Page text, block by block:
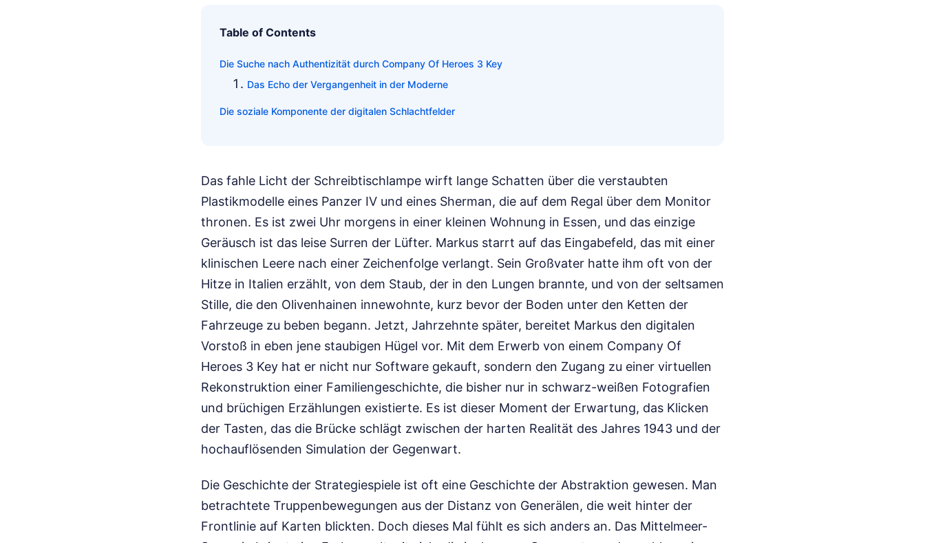
Table of Contents
Die Suche nach Authentizität durch Company Of Heroes 3 Key
Das Echo der Vergangenheit in der Moderne
Die soziale Komponente der digitalen Schlachtfelder
Das fahle Licht der Schreibtischlampe wirft lange Schatten über die verstaubten
Plastikmodelle eines Panzer IV und eines Sherman, die auf dem Regal über dem Monitor
thronen. Es ist zwei Uhr morgens in einer kleinen Wohnung in Essen, und das einzige
Geräusch ist das leise Surren der Lüfter. Markus starrt auf das Eingabefeld, das mit einer
klinischen Leere nach einer Zeichenfolge verlangt. Sein Großvater hatte ihm oft von der
Hitze in Italien erzählt, von dem Staub, der in den Lungen brannte, und von der seltsamen
Stille, die den Olivenhainen innewohnte, kurz bevor der Boden unter den Ketten der
Fahrzeuge zu beben begann. Jetzt, Jahrzehnte später, bereitet Markus den digitalen
Vorstoß in eben jene staubigen Hügel vor. Mit dem Erwerb von einem Company Of
Heroes 3 Key hat er nicht nur Software gekauft, sondern den Zugang zu einer virtuellen
Rekonstruktion einer Familiengeschichte, die bisher nur in schwarz-weißen Fotografien
und brüchigen Erzählungen existierte. Es ist dieser Moment der Erwartung, das Klicken
der Tasten, das die Brücke schlägt zwischen der harten Realität des Jahres 1943 und der
hochauflösenden Simulation der Gegenwart.
Die Geschichte der Strategiespiele ist oft eine Geschichte der Abstraktion gewesen. Man
betrachtete Truppenbewegungen aus der Distanz von Generälen, die weit hinter der
Frontlinie auf Karten blickten. Doch dieses Mal fühlt es sich anders an. Das Mittelmeer-